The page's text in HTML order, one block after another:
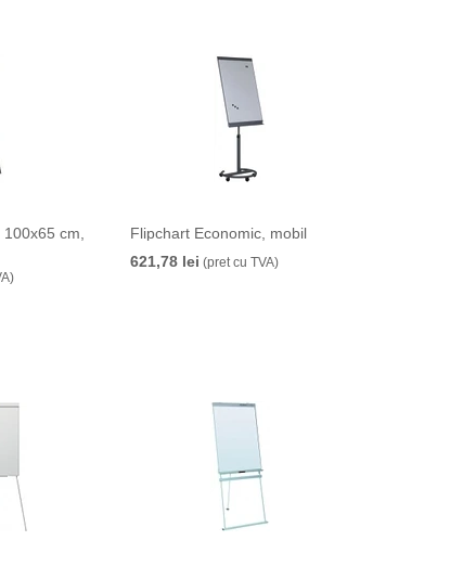
cm,
Flipchart Economic, mobil
621,78 lei (pret cu TVA)